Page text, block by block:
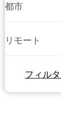
都市
リモート
フィル